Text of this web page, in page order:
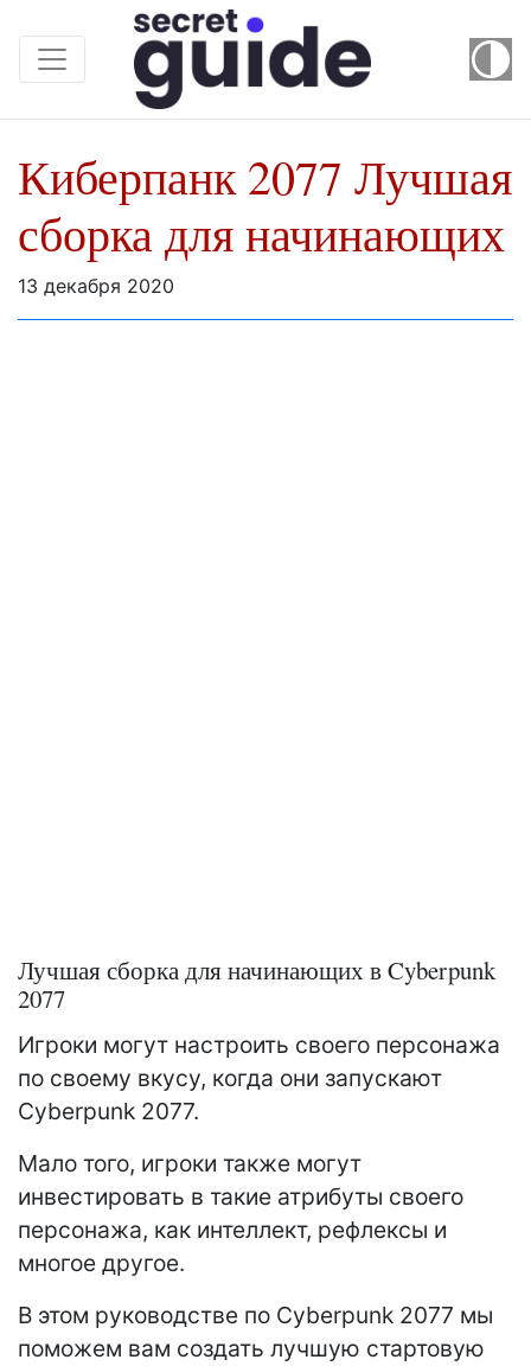
Киберпанк 2077 Лучшая
сборка для начинающих
13 декабря 2020
Лучшая сборка для начинающих в Cyberpunk
2077
Игроки могут настроить своего персонажа
по своему вкусу, когда они запускают
Cyberpunk 2077.
Мало того, игроки также могут
инвестировать в такие атрибуты своего
персонажа, как интеллект, рефлексы и
многое другое.
В этом руководстве по Cyberpunk 2077 мы
поможем вам создать лучшую стартовую